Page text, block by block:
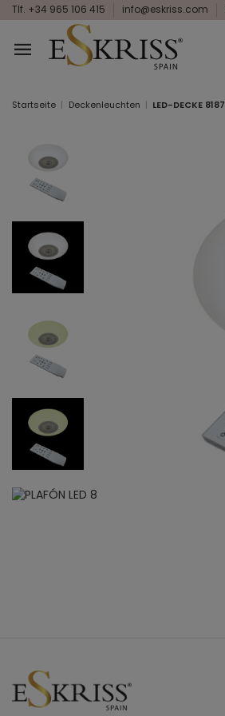
Tlf. +34 965 106 415 info@eskriss.com
Startseite Deckenleuchten LED-DECKE 8187